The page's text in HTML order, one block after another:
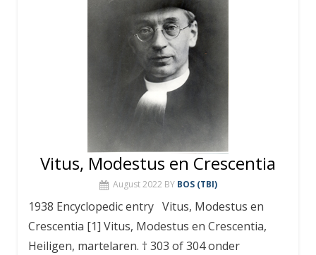
Vitus, Modestus en Crescentia
August 2022 BY BOS (TBI)
1938 Encyclopedic entry Vitus, Modestus en
Crescentia [1] Vitus, Modestus en Crescentia,
Heiligen, martelaren. † 303 of 304 onder